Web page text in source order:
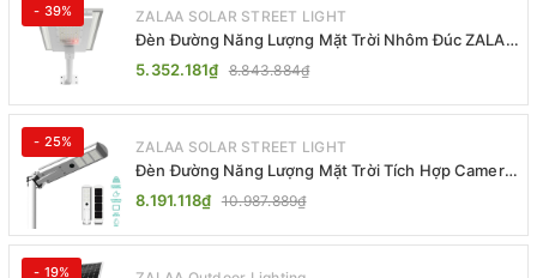
- 39% ZALAA SOLAR STREET LIGHT
Đèn Đường Năng Lượng Mặt Trời Nhôm Đúc ZALAA
ZL-BWH Cao Cấp IP65
5.352.181₫ 8.843.884₫
- 25% ZALAA SOLAR STREET LIGHT
Đèn Đường Năng Lượng Mặt Trời Tích Hợp Camera
ZALAA ZL-BJ04-CCTV (80W, IP65)
8.191.118₫ 10.987.889₫
- 19%